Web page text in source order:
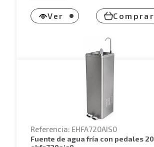
Ver Comprar
Referencia: EHFA720AIS0
fuente de agua fría con pedales 20l/h